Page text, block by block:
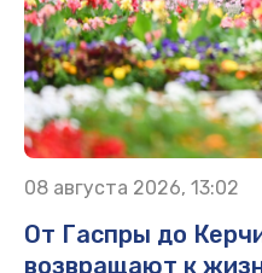
08 августа 2026, 13:02
От Гаспры до
возвращают к